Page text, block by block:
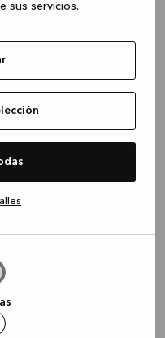
sus servicios.
has occurred
console for more